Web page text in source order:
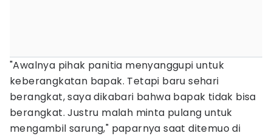
"Awalnya pihak panitia menyanggupi untuk
keberangkatan bapak. Tetapi baru sehari
berangkat, saya dikabari bahwa bapak tidak bisa
berangkat. Justru malah minta pulang untuk
mengambil sarung," paparnya saat ditemuo di